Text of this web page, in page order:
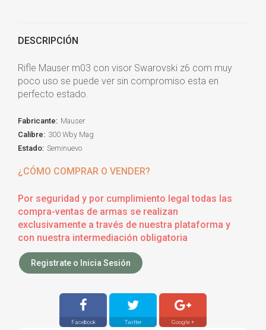
DESCRIPCIÓN
Rifle Mauser m03 con visor Swarovski z6 com muy
poco uso se puede ver sin compromiso esta en
perfecto estado.
Fabricante: Mauser
Calibre: 300 Wby Mag
Estado: Seminuevo
¿CÓMO COMPRAR O VENDER?
Por seguridad y por cumplimiento legal todas las
compra-ventas de armas se realizan
exclusivamente a través de nuestra plataforma y
con nuestra intermediación obligatoria
Registrate o Inicia Sesión
Facebook Twitter Google +